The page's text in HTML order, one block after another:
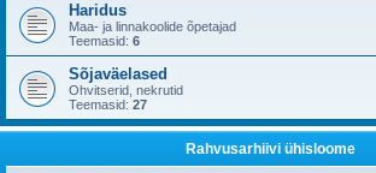
Haridus
Maa- ja linnakoolide õpetajad
Teemasid: 6
Sõjaväelased
Ohvitserid, nekrutid
Teemasid: 27
Rahvusarhiivi ühisloome